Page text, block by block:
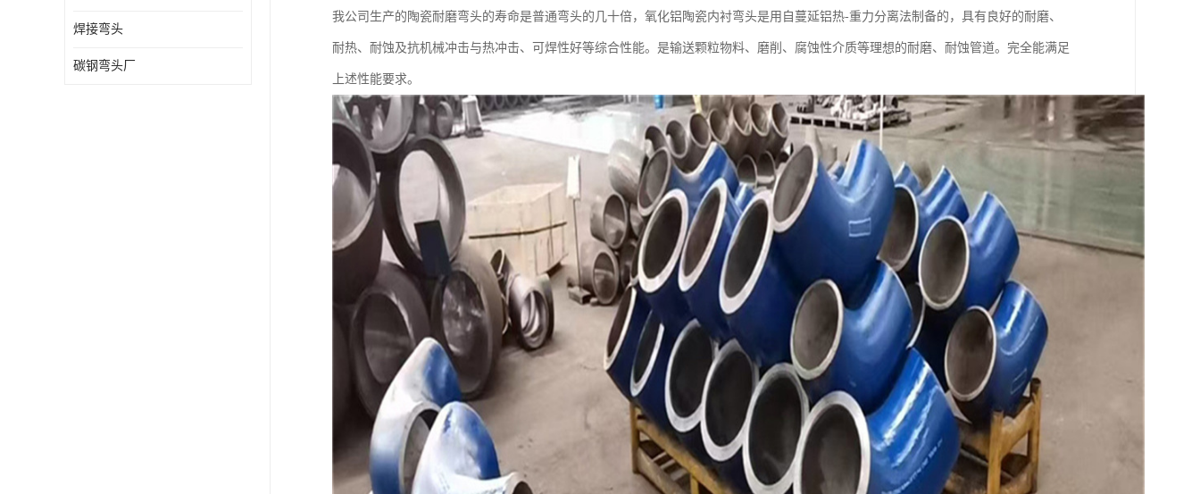
焊接弯头
碳钢弯头厂
我公司生产的陶瓷耐磨弯头的寿命是普通弯头的几十倍，氧化铝陶瓷内衬弯头是用自蔓延铝热-重力分离法制备的，具有良好的耐磨、
耐热、耐蚀及抗机械冲击与热冲击、可焊性好等综合性能。是输送颗粒物料、磨削、腐蚀性介质等理想的耐磨、耐蚀管道。完全能满足
上述性能要求。